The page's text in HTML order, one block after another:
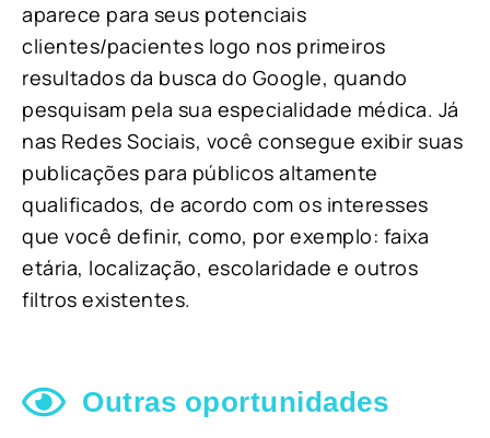
aparece para seus potenciais
clientes/pacientes logo nos primeiros
resultados da busca do Google, quando
pesquisam pela sua especialidade médica. Já
nas Redes Sociais, você consegue exibir suas
publicações para públicos altamente
qualificados, de acordo com os interesses
que você definir, como, por exemplo: faixa
etária, localização, escolaridade e outros
filtros existentes.
Outras oportunidades